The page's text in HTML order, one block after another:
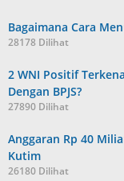
Bagaimana Cara
28178 Dilihat
2 WNI Positif
Dengan BPJS?
27890 Dilihat
Anggaran Rp 40
Kutim
26180 Dilihat